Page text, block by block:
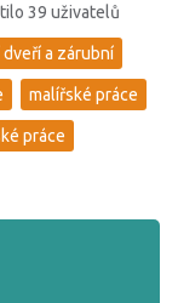
39 uživatelů
a zárubní
malířské práce
práce